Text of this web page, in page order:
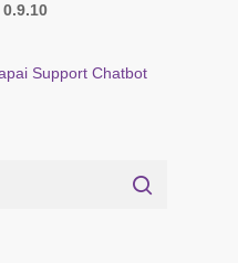
Support Chatbot